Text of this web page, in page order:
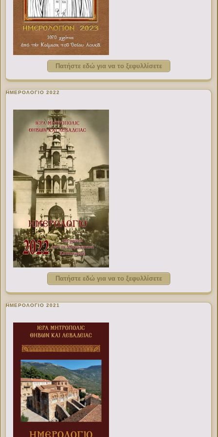
Πατήστε εδώ για να το ξεφυλλίσετε
ΗΜΕΡΟΛΟΓΙΟ 2022
Πατήστε εδώ για να το ξεφυλλίσετε
ΗΜΕΡΟΛΟΓΙΟ 2021